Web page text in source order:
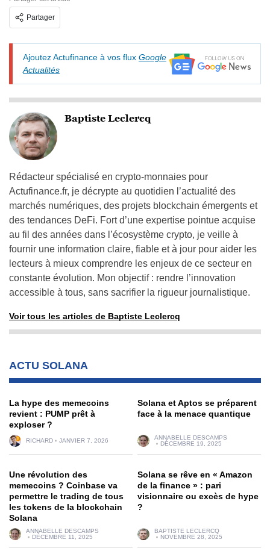
Partager
Ajoutez Actufinance à vos flux Google
Actualités
Baptiste Leclercq
Rédacteur spécialisé en crypto-monnaies pour
Actufinance.fr, je décrypte au quotidien l’actualité des
marchés numériques, des projets blockchain émergents et
des tendances DeFi. Fort d’une expertise pointue acquise
au fil des années dans l’écosystème crypto, je veille à
fournir une information claire, fiable et à jour pour aider les
lecteurs à mieux comprendre les enjeux de ce secteur en
constante évolution. Mon objectif : rendre l’innovation
accessible à tous, sans sacrifier la rigueur journalistique.
Voir tous les articles de Baptiste Leclercq
ACTU SOLANA
La hype des memecoins
revient : PUMP prêt à
exploser ?
RICHARD JANVIER 7, 2026
Solana et Aptos se préparent
face à la menace quantique
ANNABELLE DESCAMPS
DÉCEMBRE 19, 2025
Une révolution des
memecoins ? Coinbase va
permettre le trading de tous
les tokens de la blockchain
Solana
ANNABELLE DESCAMPS
DÉCEMBRE 11, 2025
Solana se rêve en « Amazon
de la finance » : pari
visionnaire ou excès de hype
?
BAPTISTE LECLERCQ
NOVEMBRE 28, 2025